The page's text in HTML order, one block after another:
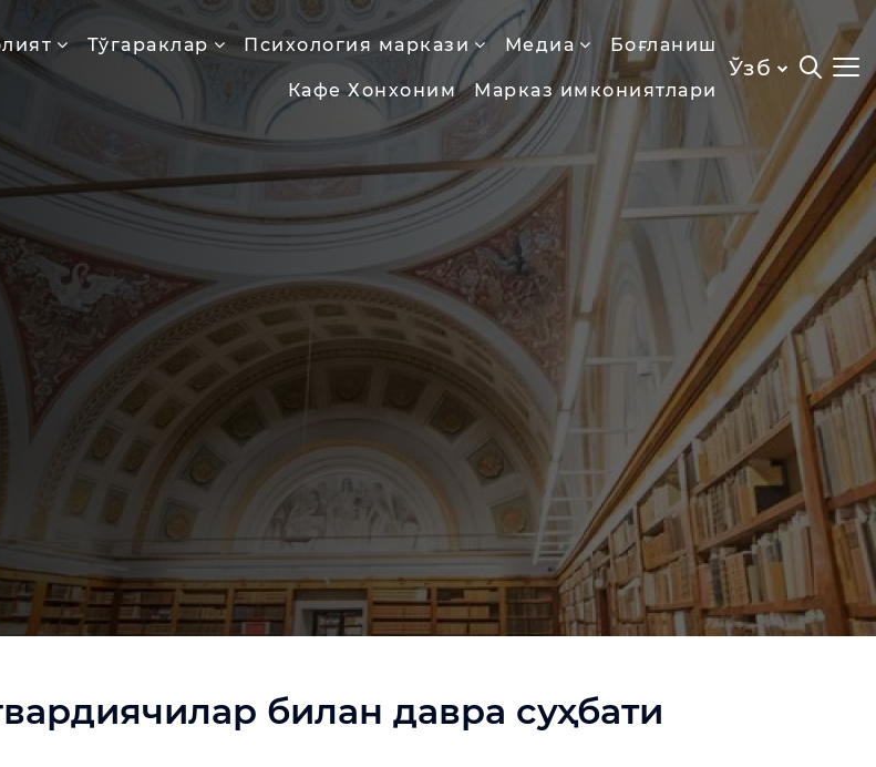
Тўгараклар Психология маркази Медиа Боғланиш
Кафе Хонхоним Марказ имкониятлари
Ўзб
билан давра суҳбати